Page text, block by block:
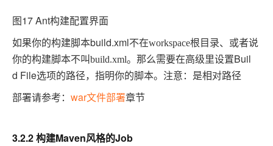
图17 Ant构建配置界面
如果你的构建脚本build.xml不在workspace根目录、或者说
你的构建脚本不叫build.xml。那么需要在高级里设置Buil
d File选项的路径，指明你的脚本。注意：是相对路径
部署请参考： war文件部署章节
3.2.2 构建Maven风格的Job